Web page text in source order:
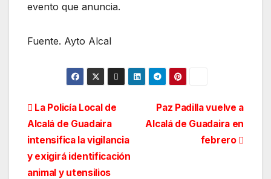
evento que anuncia.
Fuente. Ayto Alcal
Navegación
de
entradas
Paz Padilla vuelve a
Alcalá de Guadaira en
febrero
La Policía Local de
Alcalá de Guadaira
intensifica la vigilancia
y exigirá identificación
animal y utensilios